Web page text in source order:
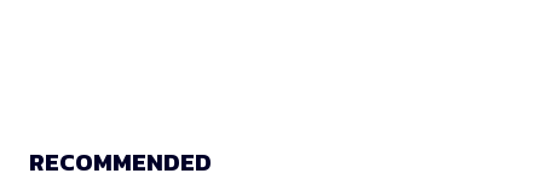
RECOMMENDED